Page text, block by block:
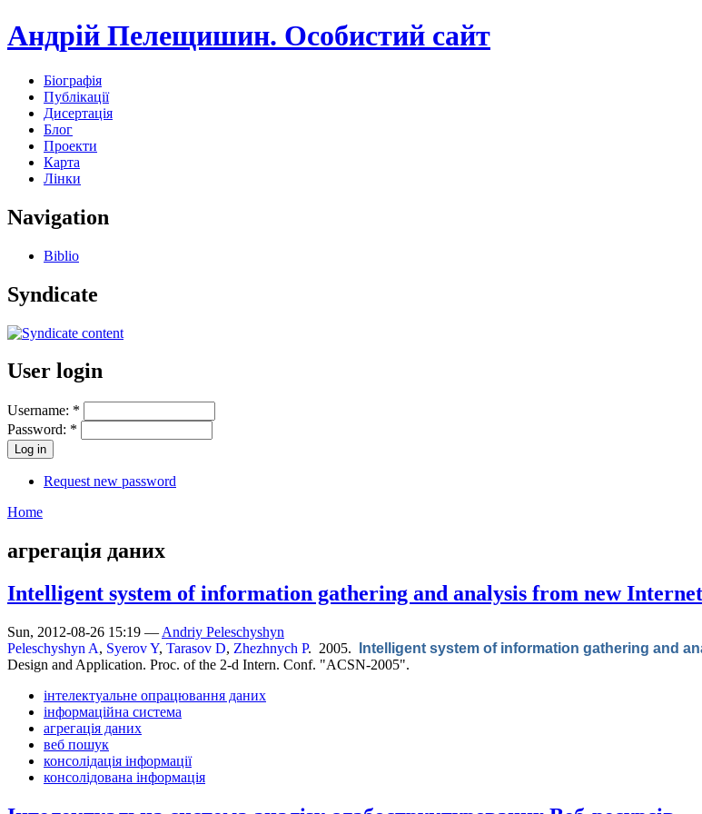
Андрій Пелещишин. Особистий сайт
Біографія
Публікації
Дисертація
Блог
Проекти
Карта
Лінки
Navigation
Biblio
Syndicate
User login
Username: *
Password: *
Request new password
Home
агрегація даних
Intelligent system of information gathering and analysis from new
Sun, 2012-08-26 15:19 — Andriy Peleschyshyn
Peleschyshyn A, Syerov Y, Tarasov D, Zhezhnych P. 2005. Intelligent system of information gathering and
Design and Application. Proc. of the 2-d Intern. Conf. "ACSN-2005".
інтелектуальне опрацювання даних
інформаційна система
агрегація даних
веб пошук
консолідація інформації
консолідована інформація